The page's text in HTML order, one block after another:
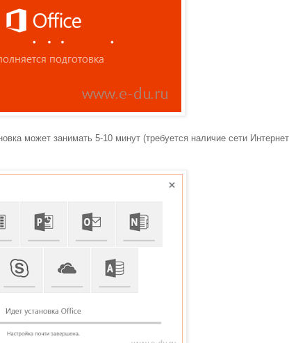
может занимать 5-10 минут (требуется наличие сети